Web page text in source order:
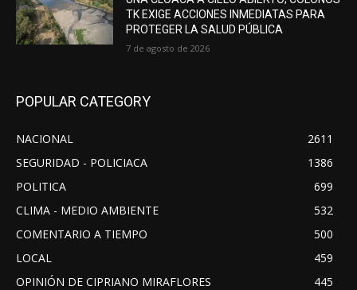
TK EXIGE ACCIONES INMEDIATAS PARA
PROTEGER LA SALUD PÚBLICA
7 de agosto de 2026
POPULAR CATEGORY
NACIONAL
2611
SEGURIDAD - POLICIACA
1386
POLITICA
699
CLIMA - MEDIO AMBIENTE
532
COMENTARIO A TIEMPO
500
LOCAL
459
OPINIÓN DE CIPRIANO MIRAFLORES
445